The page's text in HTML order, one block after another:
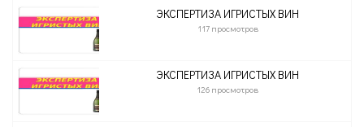
ЭКСПЕРТИЗА ИГРИСТЫХ ВИН
117 просмотров
ЭКСПЕРТИЗА ИГРИСТЫХ ВИН
126 просмотров